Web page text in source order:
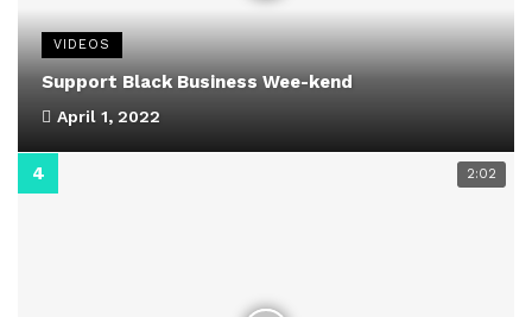
VIDEOS
Support Black Business Wee-kend
April 1, 2022
2:02